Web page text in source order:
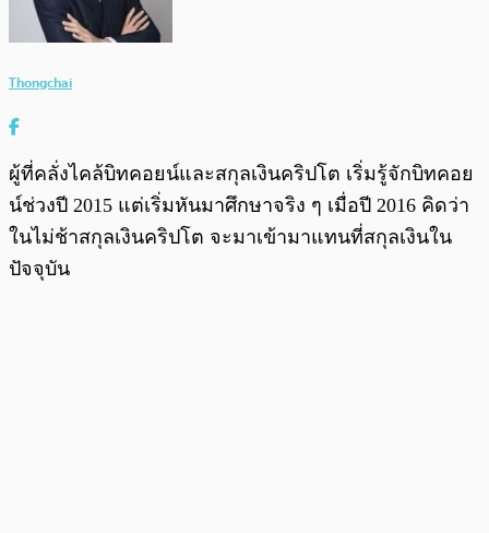
Thongchai
ผู้ที่คลั่งไคล้บิทคอยน์และสกุลเงินคริปโต เริ่มรู้จักบิทคอย
น์ช่วงปี 2015 แต่เริ่มหันมาศึกษาจริง ๆ เมื่อปี 2016 คิดว่า
ในไม่ช้าสกุลเงินคริปโต จะมาเข้ามาแทนที่สกุลเงินใน
ปัจจุบัน